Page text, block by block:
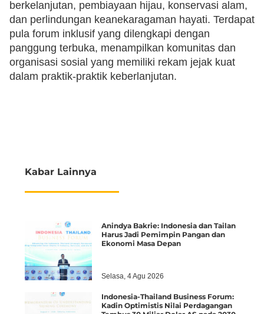
berkelanjutan, pembiayaan hijau, konservasi alam,
dan perlindungan keanekaragaman hayati. Terdapat
pula forum inklusif yang dilengkapi dengan
panggung terbuka, menampilkan komunitas dan
organisasi sosial yang memiliki rekam jejak kuat
dalam praktik-praktik keberlanjutan.
Kabar Lainnya
Anindya Bakrie: Indonesia dan Tailan
Harus Jadi Pemimpin Pangan dan
Ekonomi Masa Depan
Selasa, 4 Agu 2026
Indonesia-Thailand Business Forum:
Kadin Optimistis Nilai Perdagangan